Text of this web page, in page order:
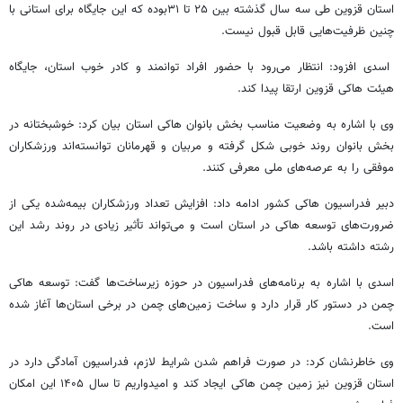
استان قزوین طی سه سال گذشته بین ۲۵ تا ۳۱بوده که این جایگاه برای استانی با
چنین ظرفیت‌هایی قابل قبول نیست.
اسدی افزود: انتظار می‌رود با حضور افراد توانمند و کادر خوب استان، جایگاه
هیئت هاکی قزوین ارتقا پیدا کند.
وی با اشاره به وضعیت مناسب بخش بانوان هاکی استان بیان کرد: خوشبختانه در
بخش بانوان روند خوبی شکل گرفته و مربیان و قهرمانان توانسته‌اند ورزشکاران
موفقی را به عرصه‌های ملی معرفی کنند.
دبیر فدراسیون هاکی کشور ادامه داد: افزایش تعداد ورزشکاران بیمه‌شده یکی از
ضرورت‌های توسعه هاکی در استان است و می‌تواند تأثیر زیادی در روند رشد این
رشته داشته باشد.
اسدی با اشاره به برنامه‌های فدراسیون در حوزه زیرساخت‌ها گفت: توسعه هاکی
چمن در دستور کار قرار دارد و ساخت زمین‌های چمن در برخی استان‌ها آغاز شده
است.
وی خاطرنشان کرد: در صورت فراهم شدن شرایط لازم، فدراسیون آمادگی دارد در
استان قزوین نیز زمین چمن هاکی ایجاد کند و امیدواریم تا سال ۱۴۰۵ این امکان